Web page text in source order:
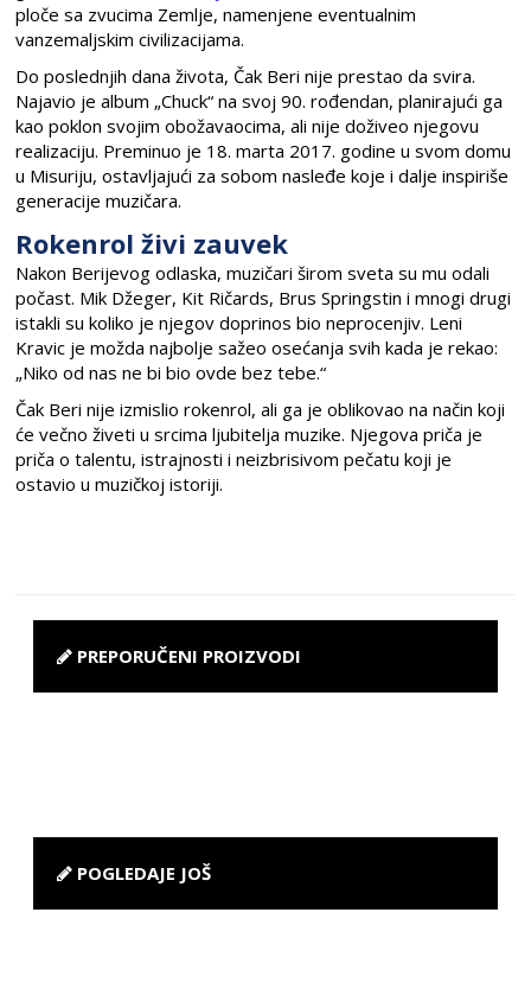
ploče sa zvucima Zemlje, namenjene eventualnim
vanzemaljskim civilizacijama.
Do poslednjih dana života, Čak Beri nije prestao da svira.
Najavio je album „Chuck“ na svoj 90. rođendan, planirajući ga
kao poklon svojim obožavaocima, ali nije doživeo njegovu
realizaciju. Preminuo je 18. marta 2017. godine u svom domu
u Misuriju, ostavljajući za sobom nasleđe koje i dalje inspiriše
generacije muzičara.
Rokenrol živi zauvek
Nakon Berijevog odlaska, muzičari širom sveta su mu odali
počast. Mik Džeger, Kit Ričards, Brus Springstin i mnogi drugi
istakli su koliko je njegov doprinos bio neprocenjiv. Leni
Kravic je možda najbolje sažeo osećanja svih kada je rekao:
„Niko od nas ne bi bio ovde bez tebe.“
Čak Beri nije izmislio rokenrol, ali ga je oblikovao na način koji
će večno živeti u srcima ljubitelja muzike. Njegova priča je
priča o talentu, istrajnosti i neizbrisivom pečatu koji je
ostavio u muzičkoj istoriji.
PREPORUČENI PROIZVODI
POGLEDAJE JOŠ